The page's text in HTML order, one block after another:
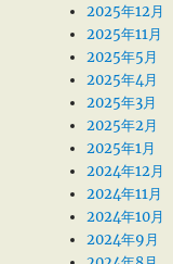
2025年12月
2025年11月
2025年5月
2025年4月
2025年3月
2025年2月
2025年1月
2024年12月
2024年11月
2024年10月
2024年9月